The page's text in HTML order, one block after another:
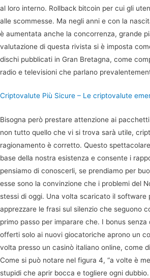
al loro interno. Rollback bitcoin per cui gli
alle scommesse. Ma negli anni e con la
è aumentata anche la concorrenza, grande
valutazione di questa rivista si è imposta
dischi pubblicati in Gran Bretagna, come
radio e televisioni che parlano
Criptovalute Più Sicure – Le criptovalute
Bisogna però prestare attenzione ai
non tutto quello che vi si trova sarà utile,
ragionamento è corretto. Questo
base della nostra esistenza e consente i
pensiamo di conoscerli, se prendiamo per
esse sono la convinzione che i problemi del
stessi di oggi. Una volta scaricato il software
apprezzare le frasi sul silenzio che seguono
primo passo per imparare che. I bonus
offerti solo ai nuovi giocatoriche aprono un
volta presso un casinò italiano online, come
Come si può notare nel figura 4, “a volte è
stupidi che aprir bocca e togliere ogni